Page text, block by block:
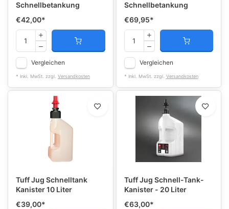
Schnellbetankung
€42,00*
Vergleichen
* Inkl. MwSt. zzgl. Versandkosten
Schnellbetankung
€69,95*
Vergleichen
* Inkl. MwSt. zzgl. Versandkosten
Tuff Jug Schnelltank
Kanister 10 Liter
€39,00*
Tuff Jug Schnell-Tank-
Kanister - 20 Liter
€63,00*